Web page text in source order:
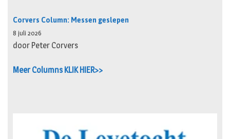
Corvers Column: Messen geslepen
8 juli 2026
door Peter Corvers
Meer Columns KLIK HIER>>